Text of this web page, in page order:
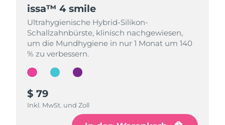
issa™ 4 smile
Ultrahygienische Hybrid-Silikon-
Schallzahnbürste, klinisch nachgewiesen,
um die Mundhygiene in nur 1 Monat um 140
% zu verbessern.
$ 79
Inkl. MwSt. und Zoll
issa™ 4 smile
Ultrahygienische Hybrid-Silikon-
Schallzahnbürste, klinisch nachgewiesen,
um die Mundhygiene in nur 1 Monat um 140
% zu verbessern.
$ 79
Inkl. MwSt. und Zoll
issa™ 4 smile
Ultrahygienische Hybrid-Silikon-
Schallzahnbürste, klinisch nachgewiesen,
um die Mundhygiene in nur 1 Monat um 140
% zu verbessern.
$ 79
Inkl. MwSt. und Zoll